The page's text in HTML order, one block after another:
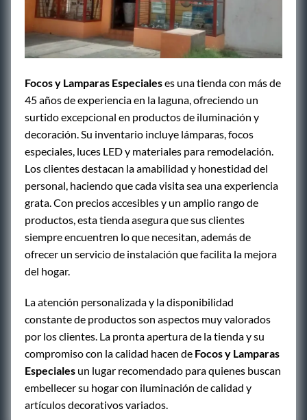
Focos y Lamparas Especialeses una tienda con más de
45 años de experiencia en la laguna, ofreciendo un
surtido excepcional en productos de iluminación y
decoración. Su inventario incluye lámparas, focos
especiales, luces LED y materiales para remodelación.
Los clientes destacan la amabilidad y honestidad del
personal, haciendo que cada visita sea una experiencia
grata. Con precios accesibles y un amplio rango de
productos, esta tienda asegura que sus clientes
siempre encuentren lo que necesitan, además de
ofrecer un servicio de instalación que facilita la mejora
del hogar.
La atención personalizada y la disponibilidad
constante de productos son aspectos muy valorados
por los clientes. La pronta apertura de la tienda y su
compromiso con la calidad hacen de Focos y Lamparas
Especiales un lugar recomendado para quienes buscan
embellecer su hogar con iluminación de calidad y
artículos decorativos variados.